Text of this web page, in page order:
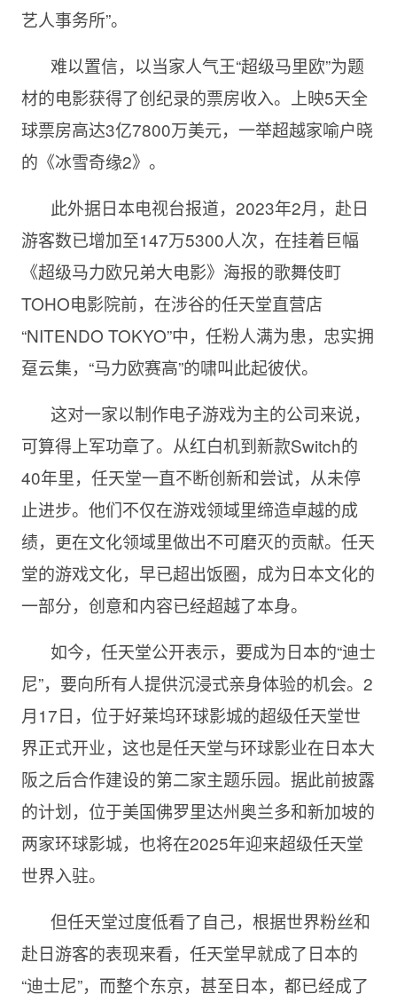
艺人事务所”。
难以置信，以当家人气王“超级马里欧”为题
材的电影获得了创纪录的票房收入。上映5天全
球票房高达3亿7800万美元，一举超越家喻户晓
的《冰雪奇缘2》。
此外据日本电视台报道，2023年2月，赴日
游客数已增加至147万5300人次，在挂着巨幅
《超级马力欧兄弟大电影》海报的歌舞伎町
TOHO电影院前，在涉谷的任天堂直营店
“NITENDO TOKYO”中，任粉人满为患，忠实拥
趸云集，“马力欧赛高”的啸叫此起彼伏。
这对一家以制作电子游戏为主的公司来说，
可算得上军功章了。从红白机到新款Switch的
40年里，任天堂一直不断创新和尝试，从未停
止进步。他们不仅在游戏领域里缔造卓越的成
绩，更在文化领域里做出不可磨灭的贡献。任天
堂的游戏文化，早已超出饭圈，成为日本文化的
一部分，创意和内容已经超越了本身。
如今，任天堂公开表示，要成为日本的“迪士
尼”，要向所有人提供沉浸式亲身体验的机会。2
月17日，位于好莱坞环球影城的超级任天堂世
界正式开业，这也是任天堂与环球影业在日本大
阪之后合作建设的第二家主题乐园。据此前披露
的计划，位于美国佛罗里达州奥兰多和新加坡的
两家环球影城，也将在2025年迎来超级任天堂
世界入驻。
但任天堂过度低看了自己，根据世界粉丝和
赴日游客的表现来看，任天堂早就成了日本的
“迪士尼”，而整个东京，甚至日本，都已经成了